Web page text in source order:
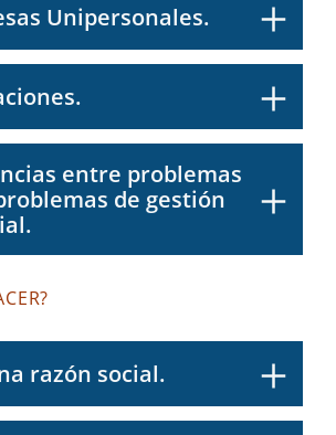
Unipersonales.
entre problemas
de gestión
razón social.